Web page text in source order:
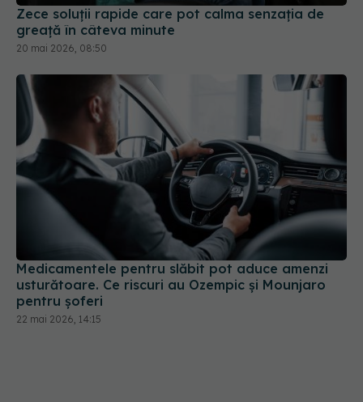
Zece soluții rapide care pot calma senzația de
greață în câteva minute
20 mai 2026, 08:50
Medicamentele pentru slăbit pot aduce amenzi
usturătoare. Ce riscuri au Ozempic și Mounjaro
pentru șoferi
22 mai 2026, 14:15